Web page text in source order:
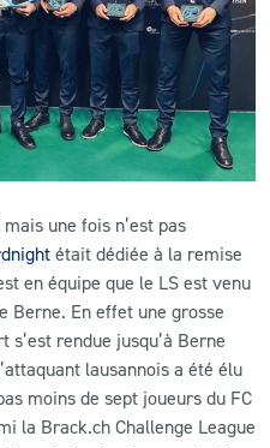
une fois n’est pas
était dédiée à la remise
en équipe que le LS est venu
Berne. En effet une grosse
s’est rendue jusqu’à Berne
lausannois a été élu
moins de sept joueurs du FC
la Brack.ch Challenge League